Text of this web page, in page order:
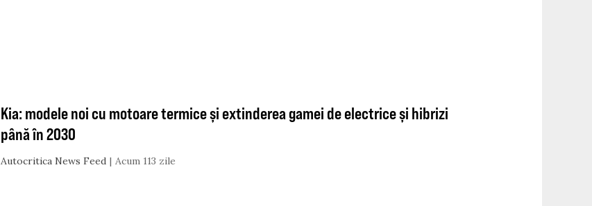
Kia: modele noi cu motoare termice și extinderea gamei de electrice și hibrizi
până în 2030
Autocritica News Feed Acum 113 zile